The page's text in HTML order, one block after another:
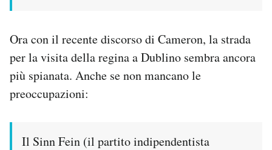
Ora con il recente discorso di Cameron, la strada
per la visita della regina a Dublino sembra ancora
più spianata. Anche se non mancano le
preoccupazioni:
Il Sinn Fein (il partito indipendentista